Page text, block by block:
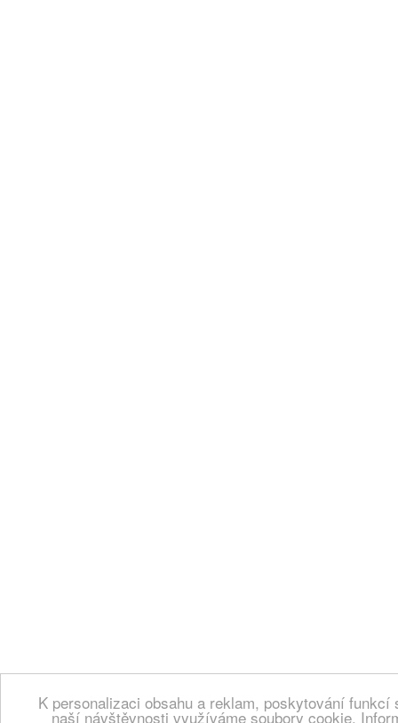
K personalizaci obsahu a reklam, poskytování
naší návštěvnosti využíváme soubory cookie.